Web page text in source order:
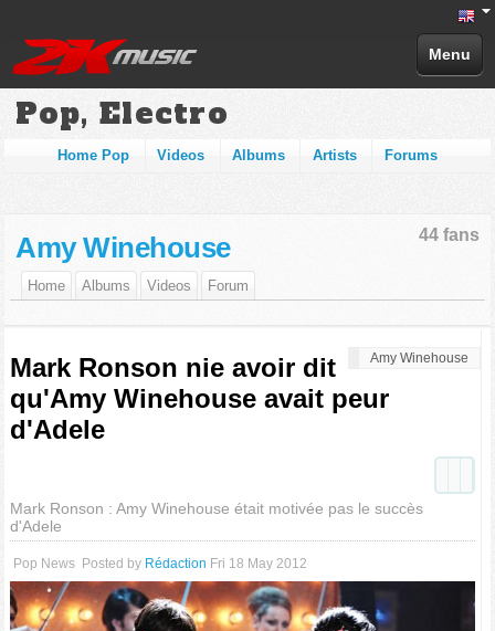
Menu
Pop, Electro
Home Pop Videos Albums Artists Forums
44 fans
Amy Winehouse
Home Albums Videos Forum
Amy Winehouse
Mark Ronson nie avoir dit
qu'Amy Winehouse avait peur
d'Adele
Mark Ronson : Amy Winehouse était motivée pas le succès
d'Adele
Pop News Posted by Rédaction Fri 18 May 2012